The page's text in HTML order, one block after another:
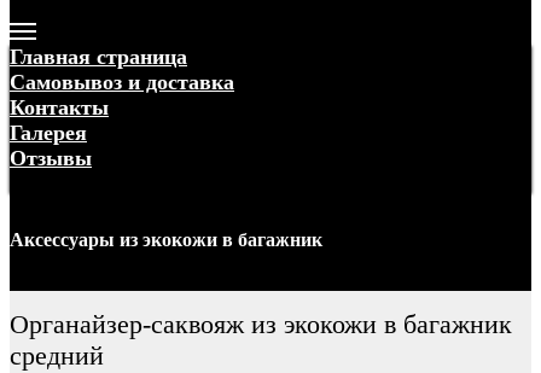
Главная страница
Самовывоз и доставка
Контакты
Галерея
Отзывы
Аксессуары из экокожи в багажник
Органайзер-саквояж из экокожи в багажник
средний